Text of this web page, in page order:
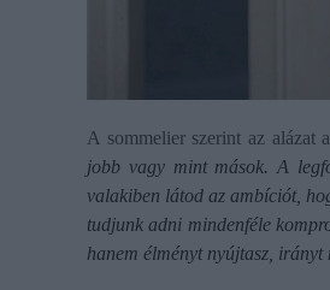
A sommelier szerint az alázat
jobb vagy mint mások. A
valakiben látod az ambíciót,
tudjunk adni mindenféle
hanem élményt nyújtasz, irányt